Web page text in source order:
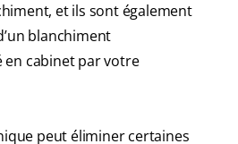
et ils sont également
blanchiment
en cabinet par votre
peut éliminer certaines